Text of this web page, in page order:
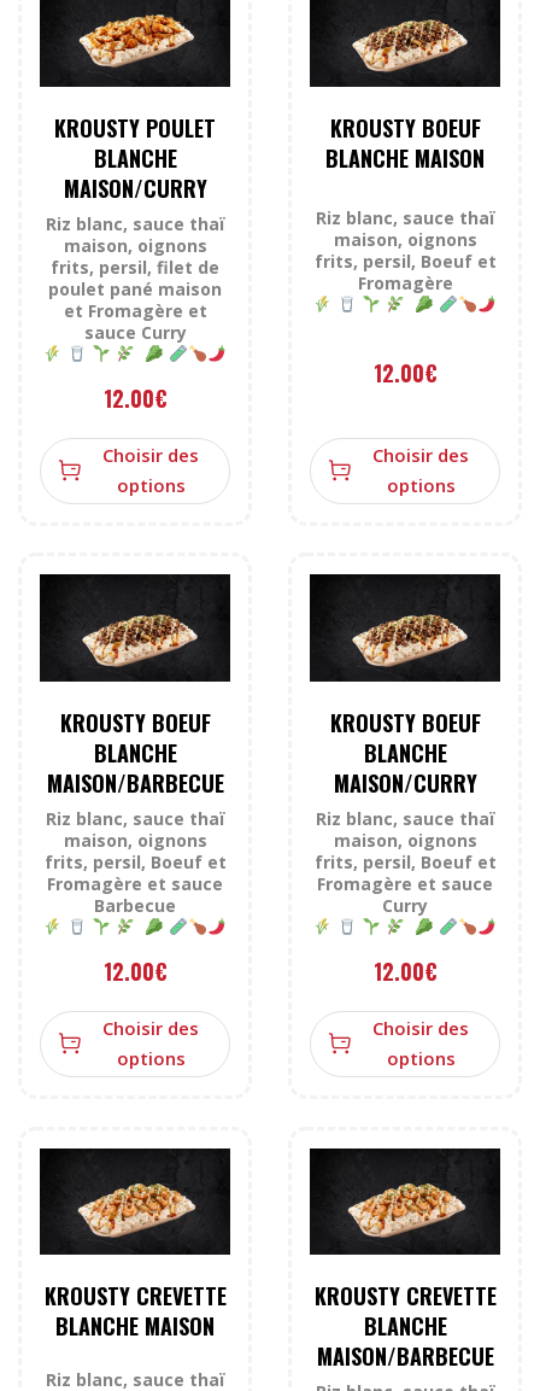
KROUSTY POULET
BLANCHE
MAISON/CURRY
Riz blanc, sauce thaï
maison, oignons
frits, persil, filet de
poulet pané maison
et Fromagère et
sauce Curry
12.00€
Choisir des
options
KROUSTY BOEUF
BLANCHE MAISON
Riz blanc, sauce thaï
maison, oignons
frits, persil, Boeuf et
Fromagère
12.00€
Choisir des
options
KROUSTY BOEUF
BLANCHE
MAISON/BARBECUE
Riz blanc, sauce thaï
maison, oignons
frits, persil, Boeuf et
Fromagère et sauce
Barbecue
12.00€
Choisir des
options
KROUSTY BOEUF
BLANCHE
MAISON/CURRY
Riz blanc, sauce thaï
maison, oignons
frits, persil, Boeuf et
Fromagère et sauce
Curry
12.00€
Choisir des
options
KROUSTY CREVETTE
BLANCHE MAISON
Riz blanc, sauce thaï
KROUSTY CREVETTE
BLANCHE
MAISON/BARBECUE